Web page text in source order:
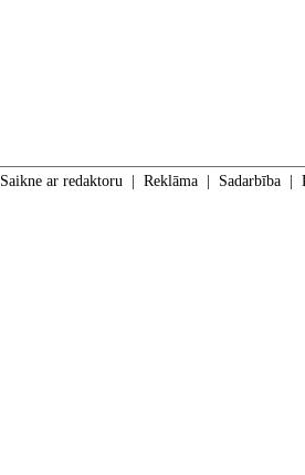
Saikne ar redaktoru Reklāma Sadarbība